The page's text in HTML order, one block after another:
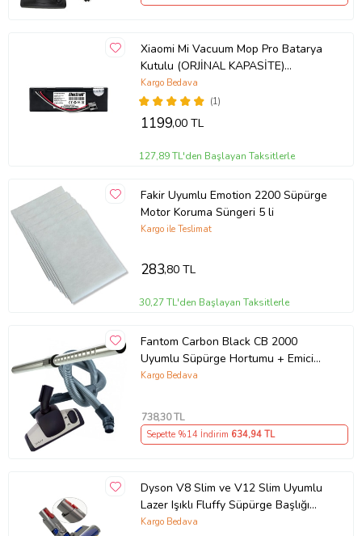
Xiaomi Mi Vacuum Mop Pro Batarya
Kutulu (ORJİNAL KAPASİTE)
3.200mah Robot Süpürge Bataryası
(1)
Kargo Bedava
1199,00 TL
127,89 TL'den Başlayan Taksitlerle
Fakir Uyumlu Emotion 2200 Süpürge
Motor Koruma Süngeri 5 li
Kargo ile Teslimat
283,80 TL
30,27 TL'den Başlayan Taksitlerle
Fantom Carbon Black CB 2000
Uyumlu Süpürge Hortumu + Emici
Başlık + Teleskopik Borusu
Kargo Bedava
738,30 TL
Sepette %14 İndirim 634,94 TL
Dyson V8 Slim ve V12 Slim Uyumlu
Lazer Işıklı Fluffy Süpürge Başlığı
972522-02
Kargo Bedava